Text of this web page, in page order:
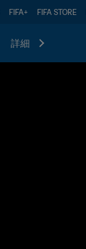
FIFA+ FIFA STORE
詳細